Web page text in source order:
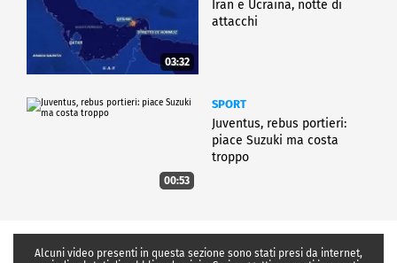
03:32
Iran e Ucraina, notte di
attacchi
00:53
SPORT
Juventus, rebus portieri:
piace Suzuki ma costa
troppo
Alcuni video presenti in questa sezione sono stati presi da internet,